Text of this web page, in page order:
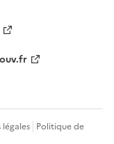
Politique de